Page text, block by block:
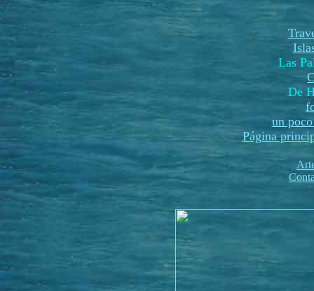
Las
De
un
Página